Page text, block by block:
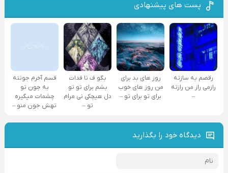
پست های پیشنهادی
رقصم به سازته
رازمی راز من رازته
–
روز های بد برای
من روز های خوب
برای تو برای تو –
بگو ف تا فدات
بشم برای تو تو
دل هیچکی نی مرام
تو –
قسم آخرم جونته
به جون تو
چشمات میگیره
تهش جون منو –
دیدگاه خود را بگذارید